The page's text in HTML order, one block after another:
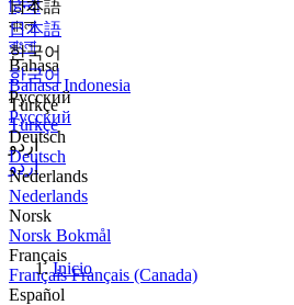
हिन्दी
বাংলা
বাংলা
Bahasa
Bahasa Indonesia
Türkçe
Türkçe
اردو
اردو
日本語
日本語
한국어
한국어
Русский
Русский
Deutsch
Deutsch
Nederlands
Nederlands
Norsk
Norsk Bokmål
Français
FrançaisFrançais (Canada)
Español
Inicio